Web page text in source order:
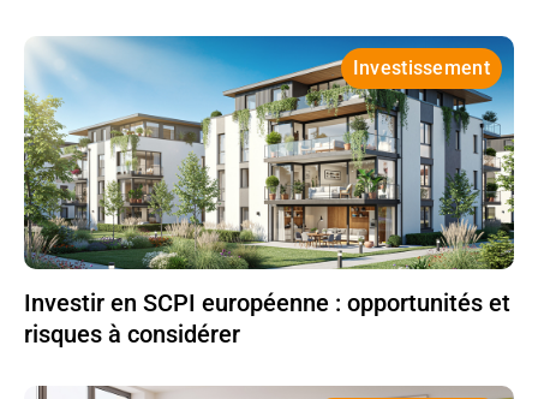
Investissement
Investir en SCPI européenne : opportunités et
risques à considérer